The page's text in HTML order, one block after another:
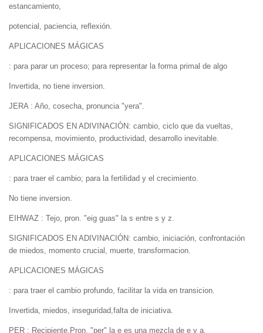
estancamiento,
potencial, paciencia, reflexión.
APLICACIONES MÁGICAS
: para parar un proceso; para representar la forma primal de algo
Invertida, no tiene inversion.
JERA : Año, cosecha, pronuncia "yera".
SIGNIFICADOS EN ADIVINACIÓN: cambio, ciclo que da vueltas,
recompensa, movimiento, productividad, desarrollo inevitable.
APLICACIONES MÁGICAS
: para traer el cambio; para la fertilidad y el crecimiento.
No tiene inversion.
EIHWAZ : Tejo, pron. "eig guas" la s entre s y z.
SIGNIFICADOS EN ADIVINACIÓN: cambio, iniciación, confrontación
de miedos, momento crucial, muerte, transformacion.
APLICACIONES MÁGICAS
: para traer el cambio profundo, facilitar la vida en transicion.
Invertida, miedos, inseguridad,falta de iniciativa.
PER : Recipiente.Pron. "per" la e es una mezcla de e y a.